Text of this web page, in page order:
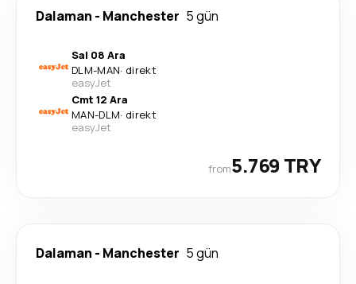
Dalaman - Manchester 5 gün
Sal 08 Ara
DLM-MAN· direkt
easyJet
Cmt 12 Ara
MAN-DLM· direkt
easyJet
from5.769 TRY
Dalaman - Manchester 5 gün